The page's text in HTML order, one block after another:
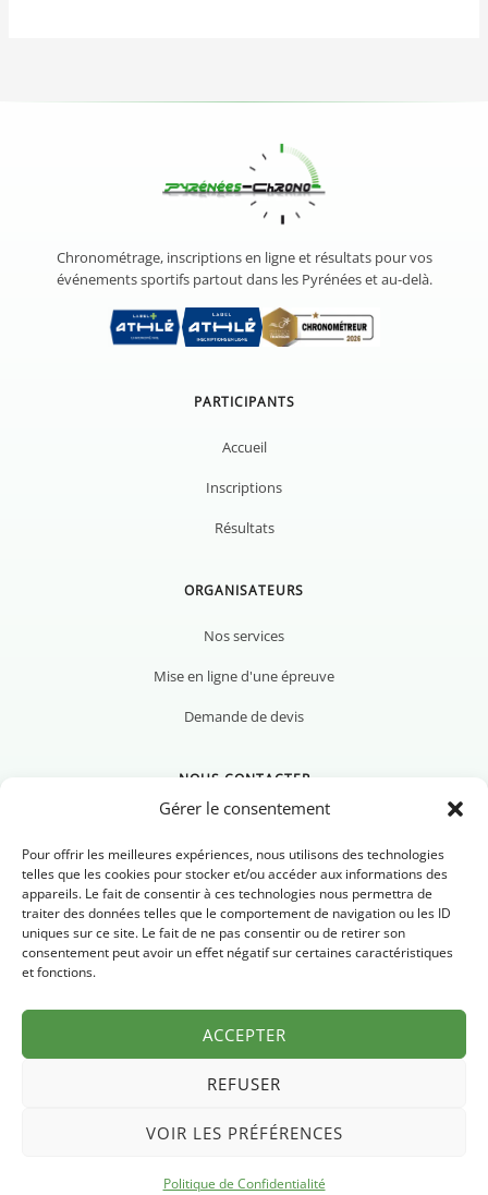
Gérer le consentement
Pour offrir les meilleures expériences, nous utilisons des technologies
telles que les cookies pour stocker et/ou accéder aux informations des
appareils. Le fait de consentir à ces technologies nous permettra de
traiter des données telles que le comportement de navigation ou les ID
uniques sur ce site. Le fait de ne pas consentir ou de retirer son
consentement peut avoir un effet négatif sur certaines caractéristiques
et fonctions.
ACCEPTER
REFUSER
VOIR LES PRÉFÉRENCES
Politique de Confidentialité
Chronométrage, inscriptions en ligne et résultats pour vos
événements sportifs partout dans les Pyrénées et au-delà.
PARTICIPANTS
Accueil
Inscriptions
Résultats
ORGANISATEURS
Nos services
Mise en ligne d'une épreuve
Demande de devis
NOUS CONTACTER
Nous contacter
Newsletter
© 2026 Pyrénées Chrono Mentions légales Politique de confidentialité